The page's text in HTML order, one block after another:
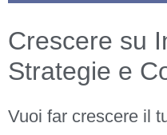
Crescere su
Strategie e
Vuoi far crescere il